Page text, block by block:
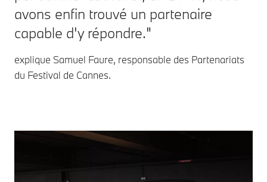
avons enfin trouvé un partenaire
capable d'y répondre."
explique Samuel Faure, responsable des Partenariats
du Festival de Cannes.